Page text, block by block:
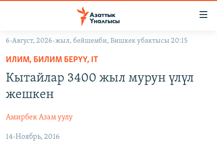
Навигацияга
өтүңүз
Издөөгө
салыңыз
ЭКОНОМИКА
МАДАНИЯТ
БОРБОР АЗИЯ
АТАЙЫН ИЛИКТӨӨ
ТВ ПРОГРАММАЛАР
6-Август, 2026-жыл, бейшемби, Бишкек убактысы 20:15
ИЛИМ, БИЛИМ БЕРҮҮ, IT
Кытайлар 3400 жыл мурун үлүл
жешкен
Амирбек Азам уулу
14-Ноябрь, 2016